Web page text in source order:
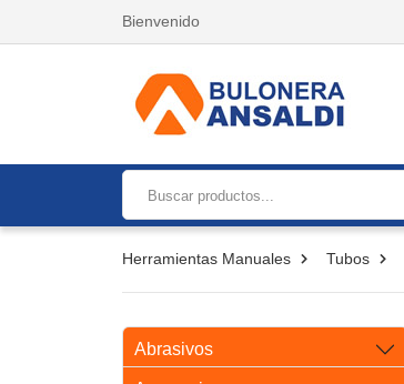
Bienvenido
Herramientas Manuales Tubos
Abrasivos